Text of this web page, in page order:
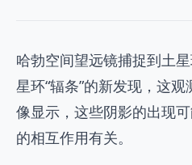
哈勃空间望远镜捕捉到土
星环“辐条”的新发现，这
像显示，这些阴影的出现
的相互作用有关。